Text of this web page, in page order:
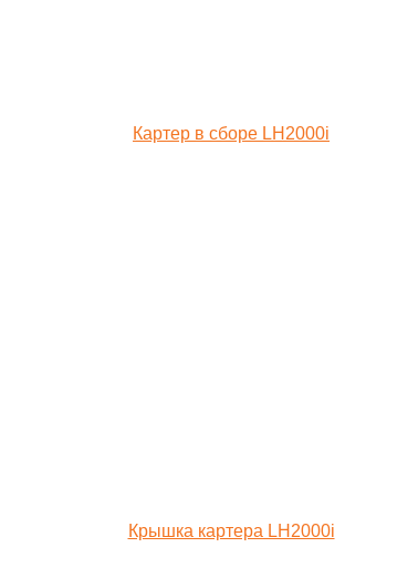
Картер в сборе LH2000i
Крышка картера LH2000i